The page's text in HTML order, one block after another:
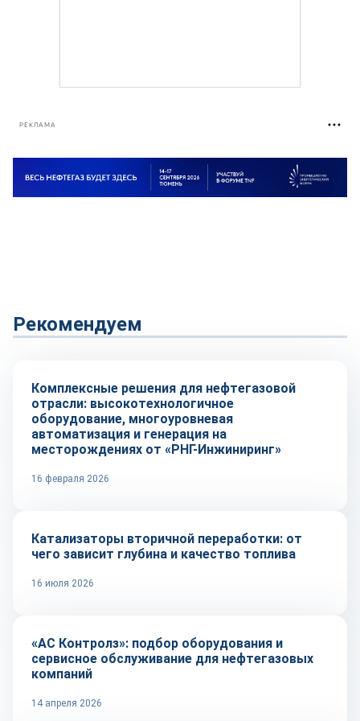
РЕКЛАМА
Рекомендуем
Рынок
Комплексные решения для нефтегазовой
отрасли: высокотехнологичное
оборудование, многоуровневая
автоматизация и генерация на
месторождениях от «РНГ-Инжиниринг»
16 февраля 2026
Тренды
Катализаторы вторичной переработки: от
чего зависит глубина и качество топлива
16 июля 2026
Репортаж
«АС Контролз»: подбор оборудования и
сервисное обслуживание для нефтегазовых
компаний
14 апреля 2026
Технологии